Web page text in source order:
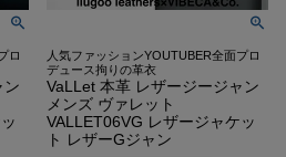
ロ
ン
人気ファッションYOUTUBER全面プロ
デュース拘りの革衣
VaLLet 本革 レザージージャン
メンズ ヴァレット
VALLET06VG レザージャケッ
ト レザーGジャン